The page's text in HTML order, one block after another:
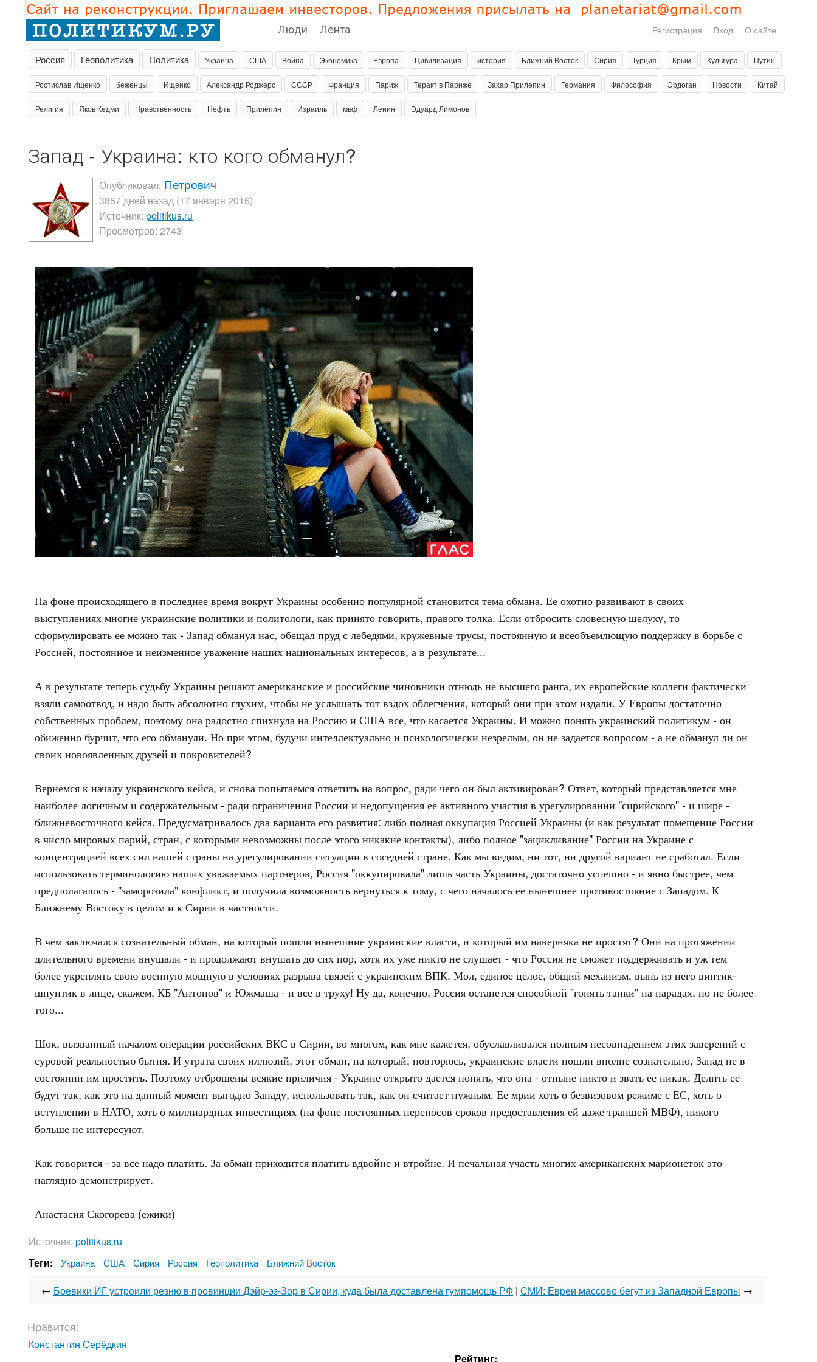
Люди Лента Регистрация Вход О сайте
Россия Геополитика Политика Украина США Война Экономика Европа Цивилизация история Ближний Восток Сирия Турция Крым Культура Путин
Ростислав Ищенко беженцы Ищенко Александр Роджерс СССР Франция Париж Теракт в Париже Захар Прилепин Германия Философия Эрдоган Новости Китай
Религия Яков Кедми Нравственность Нефть Прилепин Израиль мвф Ленин Эдуард Лимонов
Запад - Украина: кто кого обманул?
Опубликовал: Петрович
3857 дней назад (17 января 2016)
Источник: politikus.ru
Просмотров: 2743
На фоне происходящего в последнее время вокруг Украины особенно популярной становится тема обмана. Ее охотно развивают в своих
выступлениях многие украинские политики и политологи, как принято говорить, правого толка. Если отбросить словесную шелуху, то
сформулировать ее можно так - Запад обманул нас, обещал пруд с лебедями, кружевные трусы, постоянную и всеобъемлющую поддержку в борьбе с
Россией, постоянное и неизменное уважение наших национальных интересов, а в результате...
А в результате теперь судьбу Украины решают американские и российские чиновники отнюдь не высшего ранга, их европейские коллеги фактически
взяли самоотвод, и надо быть абсолютно глухим, чтобы не услышать тот вздох облегчения, который они при этом издали. У Европы достаточно
собственных проблем, поэтому она радостно спихнула на Россию и США все, что касается Украины. И можно понять украинский политикум - он
обиженно бурчит, что его обманули. Но при этом, будучи интеллектуально и психологически незрелым, он не задается вопросом - а не обманул ли он
своих новоявленных друзей и покровителей?
Вернемся к началу украинского кейса, и снова попытаемся ответить на вопрос, ради чего он был активирован? Ответ, который представляется мне
наиболее логичным и содержательным - ради ограничения России и недопущения ее активного участия в урегулировании "сирийского" - и шире -
ближневосточного кейса. Предусматривалось два варианта его развития: либо полная оккупация Россией Украины (и как результат помещение России
в число мировых парий, стран, с которыми невозможны после этого никакие контакты), либо полное "зацикливание" России на Украине с
концентрацией всех сил нашей страны на урегулировании ситуации в соседней стране. Как мы видим, ни тот, ни другой вариант не сработал. Если
использовать терминологию наших уважаемых партнеров, Россия "оккупировала" лишь часть Украины, достаточно успешно - и явно быстрее, чем
предполагалось - "заморозила" конфликт, и получила возможность вернуться к тому, с чего началось ее нынешнее противостояние с Западом. К
Ближнему Востоку в целом и к Сирии в частности.
В чем заключался сознательный обман, на который пошли нынешние украинские власти, и который им наверняка не простят? Они на протяжении
длительного времени внушали - и продолжают внушать до сих пор, хотя их уже никто не слушает - что Россия не сможет поддерживать и уж тем
более укреплять свою военную мощную в условиях разрыва связей с украинским ВПК. Мол, единое целое, общий механизм, вынь из него винтик-
шпунтик в лице, скажем, КБ "Антонов" и Южмаша - и все в труху! Ну да, конечно, Россия останется способной "гонять танки" на парадах, но не более
того...
Шок, вызванный началом операции российских ВКС в Сирии, во многом, как мне кажется, обуславливался полным несовпадением этих заверений с
суровой реальностью бытия. И утрата своих иллюзий, этот обман, на который, повторюсь, украинские власти пошли вполне сознательно, Запад не в
состоянии им простить. Поэтому отброшены всякие приличия - Украине открыто дается понять, что она - отныне никто и звать ее никак. Делить ее
будут так, как это на данный момент выгодно Западу, использовать так, как он считает нужным. Ее мрии хоть о безвизовом режиме с ЕС, хоть о
вступлении в НАТО, хоть о миллиардных инвестициях (на фоне постоянных переносов сроков предоставления ей даже траншей МВФ), никого
больше не интересуют.
Как говорится - за все надо платить. За обман приходится платить вдвойне и втройне. И печальная участь многих американских марионеток это
наглядно демонстрирует.
Анастасия Скогорева (ежики)
Источник: politikus.ru
Теги:
Украина США Сирия Россия Геополитика Ближний Восток
← Боевики ИГ устроили резню в провинции Дэйр-эз-Зор в Сирии, куда была доставлена гумпомощь РФ | СМИ: Евреи массово бегут из Западной Европы →
Нравится:
Константин Серёдкин
Рейтинг: